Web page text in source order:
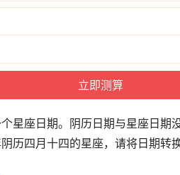
星座日期。阴历日期与星座日期
历四月十四的星座，请将日期转